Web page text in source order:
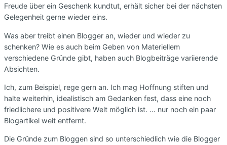
Freude über ein Geschenk kundtut, erhält sicher bei der nächsten
Gelegenheit gerne wieder eins.
Was aber treibt einen Blogger an, wieder und wieder zu
schenken? Wie es auch beim Geben von Materiellem
verschiedene Gründe gibt, haben auch Blogbeiträge variierende
Absichten.
Ich, zum Beispiel, rege gern an. Ich mag Hoffnung stiften und
halte weiterhin, idealistisch am Gedanken fest, dass eine noch
friedlichere und positivere Welt möglich ist. … nur noch ein paar
Blogartikel weit entfernt.
Die Gründe zum Bloggen sind so unterschiedlich wie die Blogger